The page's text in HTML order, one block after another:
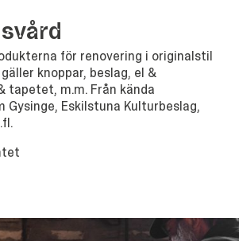
för renovering i originalstil
knoppar, beslag, el &
tapetet, m.m. Från kända
Gysinge, Eskilstuna Kulturbeslag,